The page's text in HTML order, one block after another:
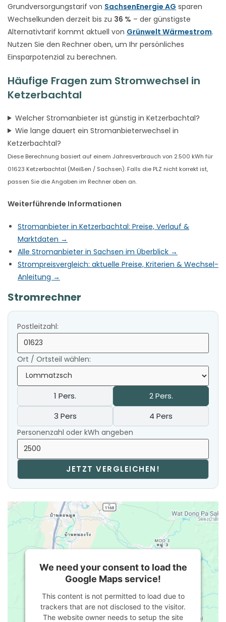
Grundversorgungstarif von SachsenEnergie AG sparen
Wechselkunden derzeit bis zu 36 % – der günstigste
Alternativtarif kommt aktuell von Grünwelt Wärmestrom.
Nutzen Sie den Rechner oben, um Ihr persönliches
Einsparpotenzial zu berechnen.
Häufige Fragen zum Stromwechsel in
Ketzerbachtal
Welcher Stromanbieter ist günstig in Ketzerbachtal?
Wie lange dauert ein Stromanbieterwechsel in
Ketzerbachtal?
Diese Berechnung basiert auf einem Jahresverbrauch von 2.500 kWh für
01623 Ketzerbachtal (Meißen / Sachsen). Falls die PLZ nicht korrekt ist,
passen Sie die Angaben im Rechner oben an.
Weiterführende Informationen
Stromanbieter in Ketzerbachtal: Preise, Verlauf &
Marktdaten →
Alle Stromanbieter in Sachsen im Überblick →
Strompreisvergleich: aktuelle Preise, Kriterien & Wechsel-
Anleitung →
Stromrechner
Postleitzahl:
Ort / Ortsteil wählen:
1 Pers.
2 Pers.
3 Pers
4 Pers
Personenzahl oder kWh angeben
JETZT VERGLEICHEN!
We need your consent to load the
Google Maps service!
This content is not permitted to load due to
trackers that are not disclosed to the visitor.
The website owner needs to setup the site